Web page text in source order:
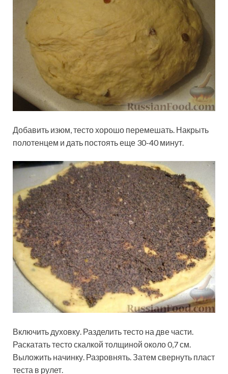
Добавить изюм, тесто хорошо перемешать. Накрыть
полотенцем и дать постоять еще 30-40 минут.
Включить духовку. Разделить тесто на две части.
Раскатать тесто скалкой толщиной около 0,7 см.
Выложить начинку. Разровнять. Затем свернуть пласт
теста в рулет.